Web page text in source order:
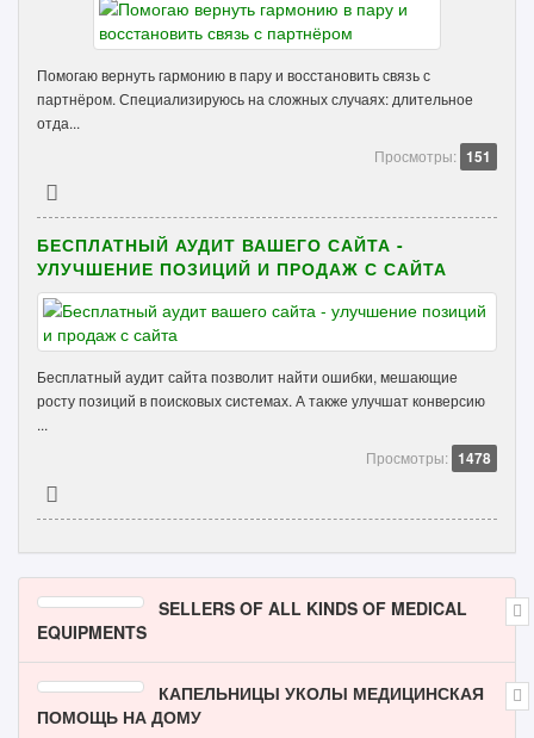
Помогаю вернуть гармонию в пару и восстановить связь с
партнёром. Специализируюсь на сложных случаях: длительное
отда...
Просмотры: 151
БЕСПЛАТНЫЙ АУДИТ ВАШЕГО САЙТА -
УЛУЧШЕНИЕ ПОЗИЦИЙ И ПРОДАЖ С САЙТА
Бесплатный аудит сайта позволит найти ошибки, мешающие
росту позиций в поисковых системах. А также улучшат конверсию
...
Просмотры: 1478
SELLERS OF ALL KINDS OF MEDICAL
EQUIPMENTS
КАПЕЛЬНИЦЫ УКОЛЫ МЕДИЦИНСКАЯ
ПОМОЩЬ НА ДОМУ